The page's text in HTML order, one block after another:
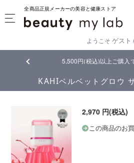
全商品正規メーカーの美容と健康ストア
ようこそ ゲスト
5,500円(税込)以上ご購入で
KAHIベルベットグロウ
2,970 円(税込)
この商品のお